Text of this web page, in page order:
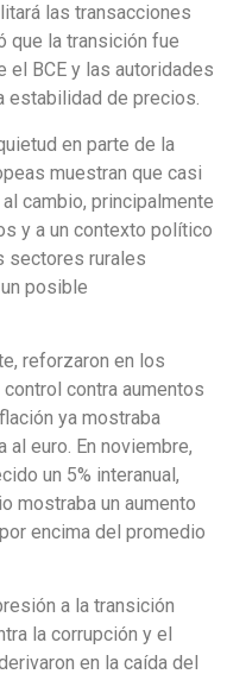
las transacciones
que la transición fue
el BCE y las autoridades
estabilidad de precios.
en parte de la
muestran que casi
cambio, principalmente
y a un contexto político
sectores rurales
posible
reforzaron en los
contra aumentos
ya mostraba
euro. En noviembre,
un 5% interanual,
mostraba un aumento
encima del promedio
a la transición
la corrupción y el
en la caída del